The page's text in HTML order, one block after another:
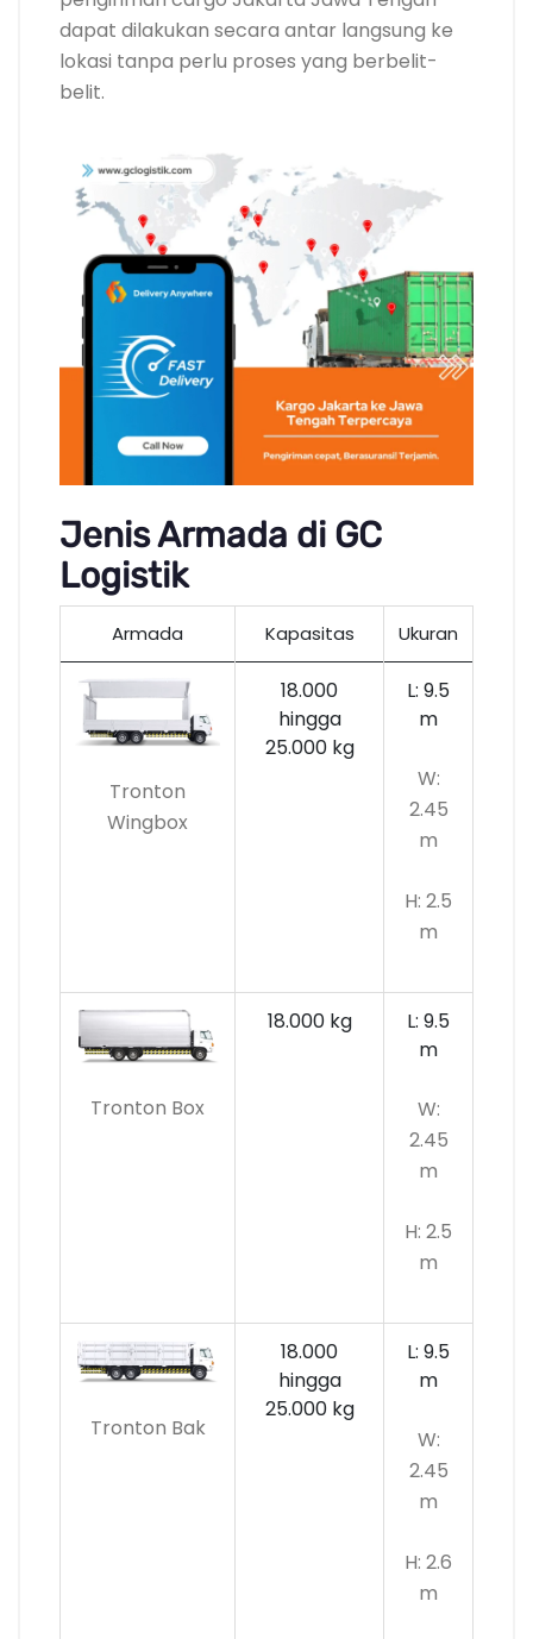
dapat dilakukan secara antar langsung ke
lokasi tanpa perlu proses yang berbelit-
belit.
Jenis Armada di GC
Logistik
Armada Kapasitas Ukuran
Tronton
Wingbox
18.000
hingga
25.000 kg
L: 9.5
m
W:
2.45
m
H: 2.5
m
Tronton Box
18.000 kg
L: 9.5
m
W:
2.45
m
H: 2.5
m
Tronton Bak
18.000
hingga
25.000 kg
L: 9.5
m
W:
2.45
m
H: 2.6
m